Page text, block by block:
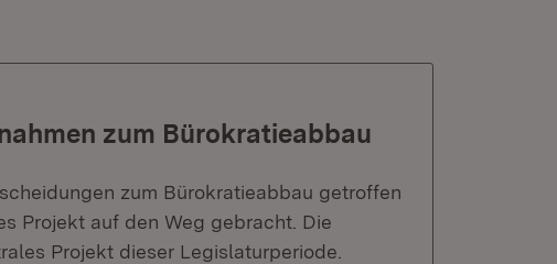
zum Bürokratieabbau
zum Bürokratieabbau getroffen
Projekt auf den Weg gebracht. Die
Projekt dieser Legislaturperiode.